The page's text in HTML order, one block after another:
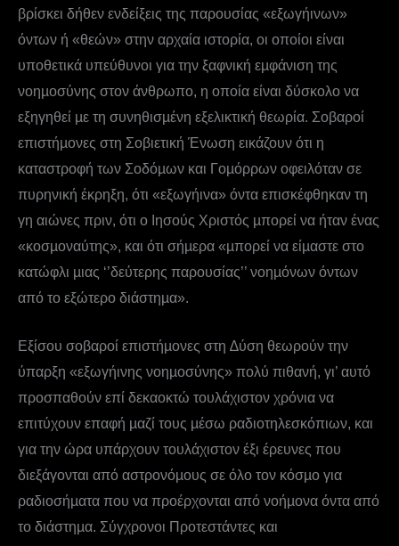
βρίσκει δήθεν ενδείξεις της παρουσίας «εξωγήινων»
όντων ή «θεών» στην αρχαία ιστορία, οι οποίοι είναι
υποθετικά υπεύθυνοι για την ξαφνική εµφάνιση της
νοηµοσύνης στον άνθρωπο, η οποία είναι δύσκολο να
εξηγηθεί µε τη συνηθισµένη εξελικτική θεωρία. Σοβαροί
επιστήµονες στη Σοβιετική Ένωση εικάζουν ότι η
καταστροφή των Σοδόµων και Γοµόρρων οφειλόταν σε
πυρηνική έκρηξη, ότι «εξωγήινα» όντα επισκέφθηκαν τη
γη αιώνες πριν, ότι ο Ιησούς Χριστός µπορεί να ήταν ένας
«κοσµοναύτης», και ότι σήµερα «µπορεί να είµαστε στο
κατώφλι µιας ‘’δεύτερης παρουσίας’’ νοηµόνων όντων
από το εξώτερο διάστηµα».
Εξίσου σοβαροί επιστήµονες στη ∆ύση θεωρούν την
ύπαρξη «εξωγήινης νοηµοσύνης» πολύ πιθανή, γι’ αυτό
προσπαθούν επί δεκαοκτώ τουλάχιστον χρόνια να
επιτύχουν επαφή µαζί τους µέσω ραδιοτηλεσκόπιων, και
για την ώρα υπάρχουν τουλάχιστον έξι έρευνες που
διεξάγονται από αστρονόµους σε όλο τον κόσµο για
ραδιοσήµατα που να προέρχονται από νοήµονα όντα από
το διάστηµα. Σύγχρονοι Προτεστάντες και